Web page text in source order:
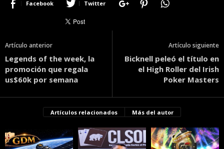
Facebook Twitter
Artículo anterior
Legends of the week, la
promoción que regala
us$60k por semana
Artículo siguiente
Bicknell peleó el título en
el High Roller del Irish
Poker Masters
Artículos relacionados Más del autor